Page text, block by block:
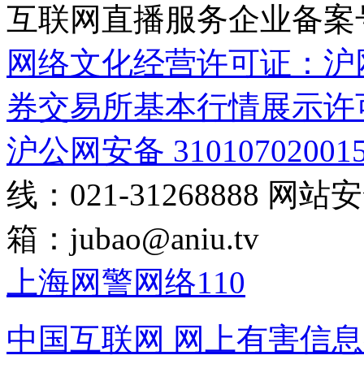
互联网直播服务企业备案
网络文化经营许可证：
券交易所基本行情展示许
沪公网安备
线：021-31268888 网站
箱： jubao@aniu.tv
上海网警网络110
中国互联网 网上有害信